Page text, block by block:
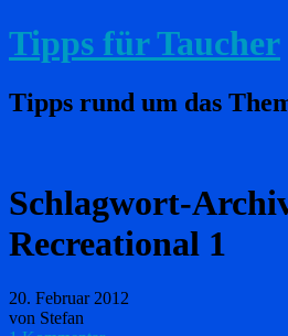
Tipps für Taucher
Tipps rund um das
Schlagwort-
Recreational 1
20. Februar 2012
von Stefan